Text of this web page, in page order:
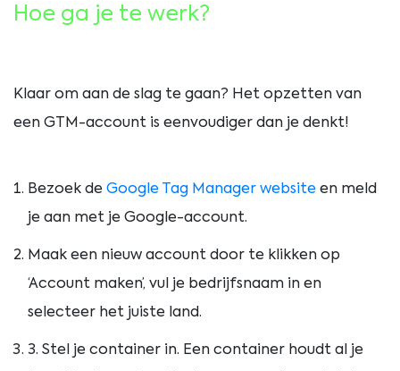
Hoe ga je te werk?
Klaar om aan de slag te gaan? Het opzetten van
een GTM-account is eenvoudiger dan je denkt!
Bezoek de Google Tag Manager website en meld
je aan met je Google-account.
Maak een nieuw account door te klikken op
‘Account maken’, vul je bedrijfsnaam in en
selecteer het juiste land.
3. Stel je container in. Een container houdt al je